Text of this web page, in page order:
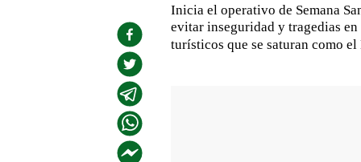
Inicia el operativo de Semana
evitar inseguridad y tragedias
turísticos que se saturan como